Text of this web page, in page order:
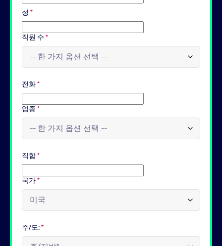
성 *
직원 수 *
전화*
업종 *
직함*
국가*
주/도:*